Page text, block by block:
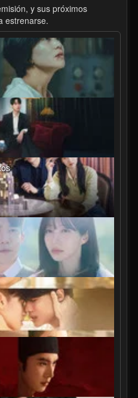
y sus próximos
estrenarse.